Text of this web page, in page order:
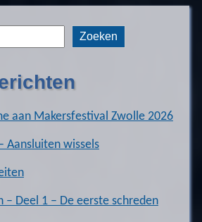
Zoeken
aan Makersfestival Zwolle 2026
Aansluiten wissels
– Deel 1 – De eerste schreden